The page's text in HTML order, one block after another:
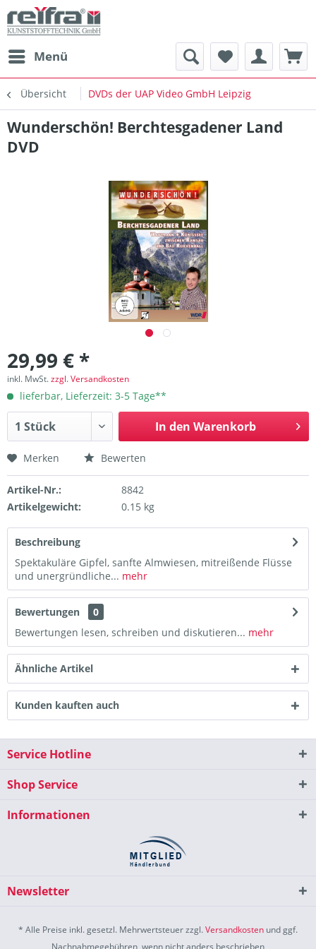
Menü
Übersicht DVDs der UAP Video GmbH Leipzig
Wunderschön! Berchtesgadener Land
DVD
29,99 € *
inkl. MwSt.zzgl. Versandkosten
lieferbar, Lieferzeit: 3-5 Tage**
In den Warenkorb
Merken Bewerten
Artikel-Nr.:
8842
Artikelgewicht:
0.15 kg
Beschreibung
Spektakuläre Gipfel, sanfte Almwiesen, mitreißende Flüsse
und unergründliche... mehr
Bewertungen
0
Bewertungen lesen, schreiben und diskutieren... mehr
Ähnliche Artikel
Kunden kauften auch
Service Hotline
Shop Service
Informationen
Newsletter
* Alle Preise inkl. gesetzl. Mehrwertsteuer zzgl.Versandkosten und ggf.